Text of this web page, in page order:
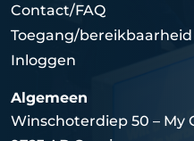
Contact/FAQ
Toegang/bereikbaarheid
Inloggen
Algemeen
Winschoterdiep 50 – My